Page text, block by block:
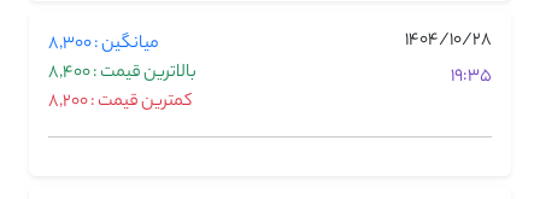
1404/10/28
19:35
میانگین : 8,300
بالاترین قیمت : 8,400
کمترین قیمت : 8,200